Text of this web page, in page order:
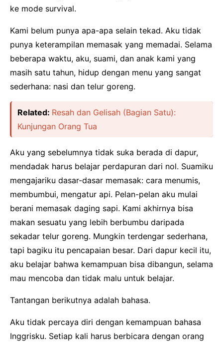
ke mode survival.
Kami belum punya apa-apa selain tekad. Aku tidak
punya keterampilan memasak yang memadai. Selama
beberapa waktu, aku, suami, dan anak kami yang
masih satu tahun, hidup dengan menu yang sangat
sederhana: nasi dan telur goreng.
Related: Resah dan Gelisah (Bagian Satu):
Kunjungan Orang Tua
Aku yang sebelumnya tidak suka berada di dapur,
mendadak harus belajar perdapuran dari nol. Suamiku
mengajariku dasar-dasar memasak: cara menumis,
membumbui, mengatur api. Pelan-pelan aku mulai
berani memasak daging sapi. Kami akhirnya bisa
makan sesuatu yang lebih berbumbu daripada
sekadar telur goreng. Mungkin terdengar sederhana,
tapi bagiku itu pencapaian besar. Dari dapur kecil itu,
aku belajar bahwa kemampuan bisa dibangun, selama
mau mencoba dan tidak malu untuk belajar.
Tantangan berikutnya adalah bahasa.
Aku tidak percaya diri dengan kemampuan bahasa
Inggrisku. Setiap kali harus berbicara dengan orang